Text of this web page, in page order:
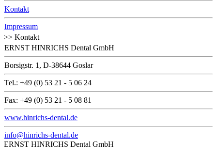
Kontakt
Impressum
>> Kontakt
ERNST HINRICHS Dental GmbH
Borsigstr. 1, D-38644 Goslar
Tel.: +49 (0) 53 21 - 5 06 24
Fax: +49 (0) 53 21 - 5 08 81
www.hinrichs-dental.de
info@hinrichs-dental.de
ERNST HINRICHS Dental GmbH